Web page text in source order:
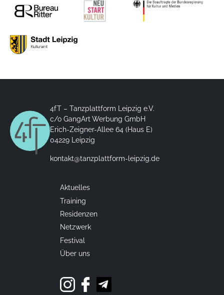
4fT – Tanzplattform Leipzig e.V.
c/o GangArt Werbung GmbH
Erich-Zeigner-Allee 64 (Haus E)
04229 Leipzig
kontakt@tanzplattform-leipzig.de
Aktuelles
Training
Residenzen
Netzwerk
Festival
Über uns